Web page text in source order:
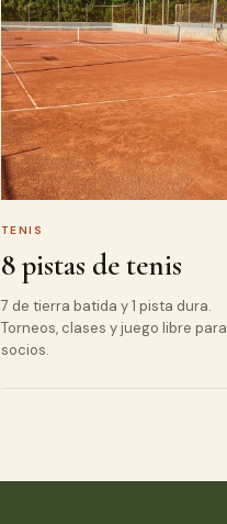
TENIS
8 pistas de tenis
7 de tierra batida y 1 pista dura.
Torneos, clases y juego libre para
socios.